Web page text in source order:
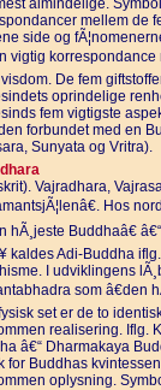
almindelige.
mellem de
side og
vigtig korrespondance
De fem
oprindelige
fem vigtigste
forbundet med en
Sunyata og Vritra).
Vajradhara,
Hos
hÃ¸jeste Buddhaâ€
kaldes Adi-Buddha
I udviklingens
som â€den
set er de to
realisering. Iflg.
â€“ Dharmakaya
for Buddhas
oplysning.